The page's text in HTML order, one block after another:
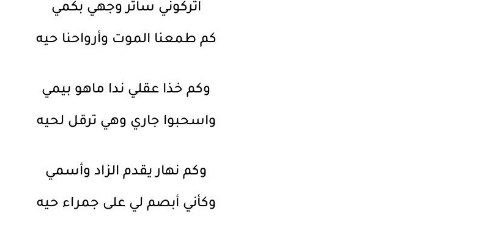
اتركوني ساتر وجهي بكمي
كم طمعنا الموت وأرواحنا حيه
وكم خذا عقلي ندا ماهو بيمي
واسحبوا جاري وهي ترقل لحيه
وكم نهار يقدم الزاد وأسمي
وكأني أبصم لي على جمراء حيه